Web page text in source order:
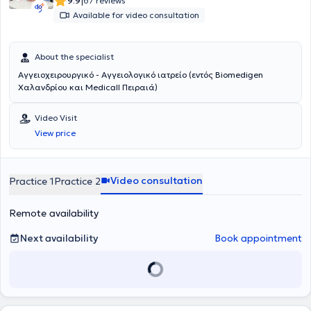
Available for video consultation
About the specialist
Αγγειοχειρουργικό - Αγγειολογικό ιατρείο (εντός Biomedigen
Χαλανδρίου και Medicall Πειραιά)
Video Visit
View price
Practice 1Practice 2 Video consultation
Remote availability
Next availability
Book appointment